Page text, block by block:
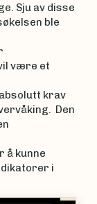
Sju av disse
ble
være et
krav
Den
å kunne
i